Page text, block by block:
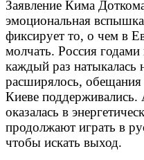
Заявление Кима
эмоциональная
фиксирует то, о чем в
молчать. Россия годами
каждый раз
расширялось,
Киеве поддерживались.
оказалась в
продолжают играть в
чтобы искать выход.